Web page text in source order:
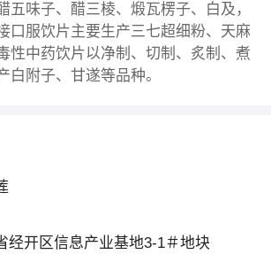
五味子、醋三棱、煅瓦楞子、白及，
口服饮片主要生产三七超细粉、天麻
性中药饮片以净制、切制、炙制、煮
白附子、甘遂等品种。
经开区信息产业基地3-1＃地块